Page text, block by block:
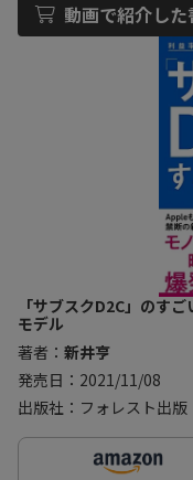
動画で紹介し
「サブスクD2C」のす
モデル
著者： 新井亨
発売日：2021/11/08
出版社：フォレスト出版